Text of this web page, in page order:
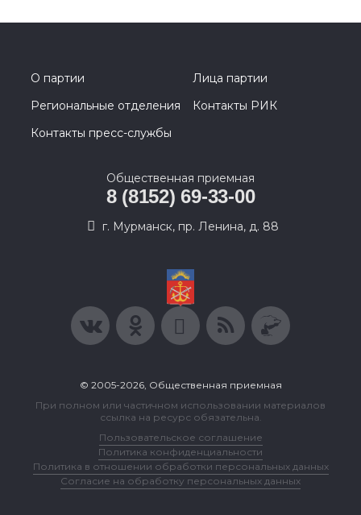
О партии
Лица партии
Региональные отделения
Контакты РИК
Контакты пресс-службы
Общественная приемная
8 (8152) 69-33-00
г. Мурманск, пр. Ленина, д. 88
© 2005-2026, Общественная приемная
При полном или частичном использовании материалов
ссылка на ресурс обязательна.
Пользовательское соглашение
Политика конфиденциальности
Политика в отношении обработки персональных данных
Согласие на обработку персональных данных